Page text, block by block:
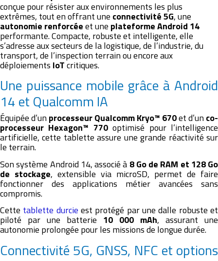
conçue pour résister aux environnements les plus
extrêmes, tout en offrant une connectivité 5G, une
autonomie renforcéeet une plateforme Android 14
performante. Compacte, robuste et intelligente, elle
s’adresse aux secteurs de la logistique, de l’industrie, du
transport, de l’inspection terrain ou encore aux
déploiements IoTcritiques.
Une puissance mobile grâce à Android
14 et Qualcomm IA
Équipée d’unprocesseur Qualcomm Kryo™ 670et d’unco-
processeur Hexagon™ 770optimisé pour l’intelligence
artificielle, cette tablette assure une grande réactivité sur
le terrain.
Son système Android 14, associé à 8 Go de RAM et 128 Go
de stockage, extensible via microSD, permet de faire
fonctionner des applications métier avancées sans
compromis.
Cette tablette durcie est protégé par une dalle robuste et
piloté par une batterie 10 000 mAh, assurant une
autonomie prolongée pour les missions de longue durée.
Connectivité 5G, GNSS, NFC et options